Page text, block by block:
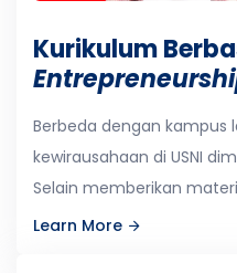
Kurikulum
Berbeda dengan kampus
kewirausahaan di USNI
Selain memberikan materi
Learn More